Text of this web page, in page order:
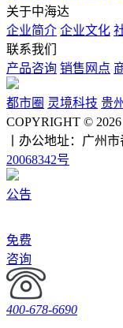
关于中海达
企业简介 企业文化
联系我们
产品咨询 销售网点
都市圈 灵境科技 贵
COPYRIGHT ©
丨办公地址：广州
20068342号
公告
免费
咨询
400-678-6690